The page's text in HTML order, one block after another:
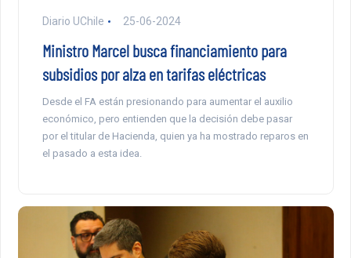
Diario UChile 25-06-2024
Ministro Marcel busca financiamiento para
subsidios por alza en tarifas eléctricas
Desde el FA están presionando para aumentar el auxilio
económico, pero entienden que la decisión debe pasar
por el titular de Hacienda, quien ya ha mostrado reparos en
el pasado a esta idea.